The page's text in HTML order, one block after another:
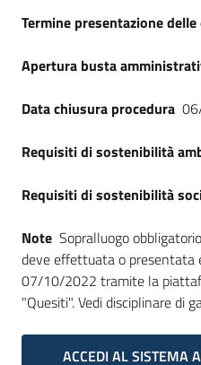
Termine presentazione
Apertura busta
Data chiusura procedura
Requisiti di sostenibilità
Requisiti di sostenibilità
Note Sopralluogo
deve effettuata o presentata
07/10/2022 tramite la
"Quesiti". Vedi disciplinare di
ACCEDI AL SISTEMA